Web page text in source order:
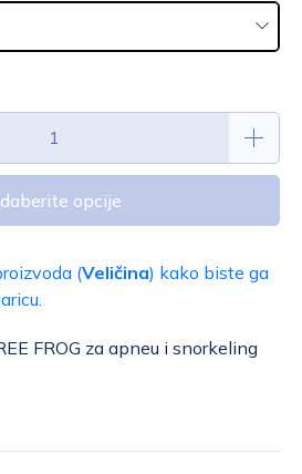
opcije
(Veličina) kako biste ga
FROG za apneu i snorkeling